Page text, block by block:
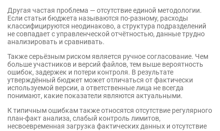
Другая частая проблема — отсутствие единой методологии.
Если статьи бюджета называются по-разному, расходы
классифицируются неодинаково, а структура подразделений
не совпадает с управленческой отчётностью, данные трудно
анализировать и сравнивать.
Также серьёзным риском является ручное согласование. Чем
больше участников и версий файлов, тем выше вероятность
ошибок, задержек и потери контроля. В результате
утверждённый бюджет может отличаться от фактически
используемой версии, а ответственные лица не всегда
понимают, какие показатели являются актуальными.
К типичным ошибкам также относятся отсутствие регулярного
план-факт анализа, слабый контроль лимитов,
несвоевременная загрузка фактических данных и отсутствие